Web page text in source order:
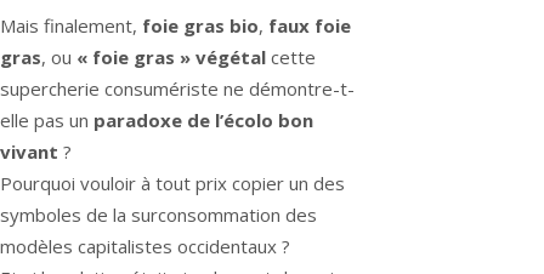
Mais finalement, foie gras bio, faux foie
gras, ou « foie gras » végétal cette
supercherie consumériste ne démontre-t-
elle pas un paradoxe de l’écolo bon
vivant ?
Pourquoi vouloir à tout prix copier un des
symboles de la surconsommation des
modèles capitalistes occidentaux ?